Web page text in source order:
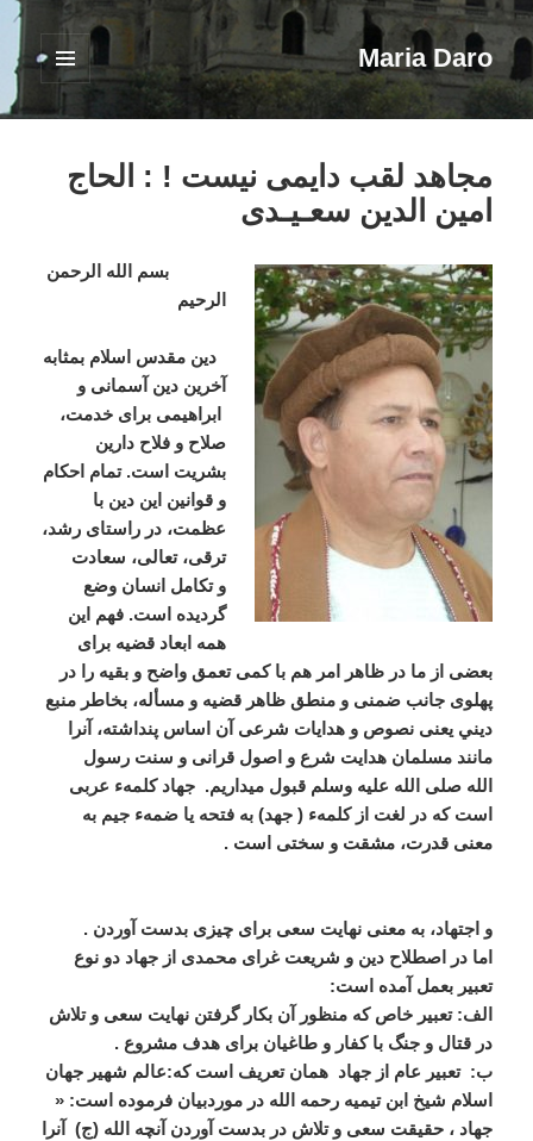
Maria Daro
فهرست
ابزارک‌ها
مجاهد لقب دایمی نیست ! : الحاج
امین الدین سعـیـدی
بسم الله الرحمن
الرحیم
دین مقدس اسلام بمثابه
آخرین دین آسمانی و
ابراهیمی برای خدمت،
صلاح و فلاح دارین
بشریت است. تمام احكام
و قوانين این دین با
عظمت، در راستاى رشد،
ترقى، تعالی، سعادت
و تكامل انسان وضع
گردیده است. فهم این
همه ابعاد قضیه برای
بعضی از ما در ظاهر امر هم با کمی تعمق واضح و بقیه را در
پهلوی جانب ضمنی و منطق ظاهر قضیه و مسأله، بخاطر منبع
دیني یعنی نصوص و هدایات شرعی آن اساس پنداشته، آنرا
مانند مسلمان هدایت شرع و اصول قرانی و سنت رسول
الله صلی الله علیه وسلم قبول میداریم.جهاد كلمهء عربی
است که در لغت از کلمهء ( جهد) به فتحه یا ضمهء جیم به
معنی قدرت، مشقت و سختی است .
و اجتهاد، به معنی نهایت سعی برای چیزی بدست آوردن .
اما در اصطلاح دین و شریعت غرای محمدی از جهاد دو نوع
تعبیر بعمل آمده است:
الف: تعبیر خاص که منظور آن بکار گرفتن نهایت سعی و تلاش
در قتال و جنگ با کفار و طاغیان برای هدف مشروع .
ب: تعبیر عام از جهاد همان تعریف است که:عالم شهیر جهان
اسلام شیخ ابن تیمیه رحمه الله در موردبیان فرموده است: «
جهاد ، حقیقت سعی و تلاش در بدست آوردن آنچه الله (ج) آنرا